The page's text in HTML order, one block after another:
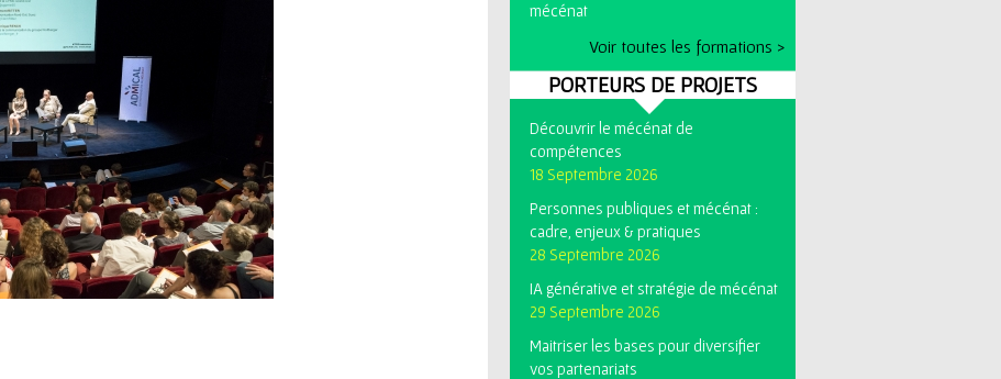
mécénat
Voir toutes les formations >
PORTEURS DE PROJETS
Découvrir le mécénat de
compétences
18 Septembre 2026
Personnes publiques et mécénat :
cadre, enjeux & pratiques
28 Septembre 2026
IA générative et stratégie de mécénat
29 Septembre 2026
Maitriser les bases pour diversifier
vos partenariats